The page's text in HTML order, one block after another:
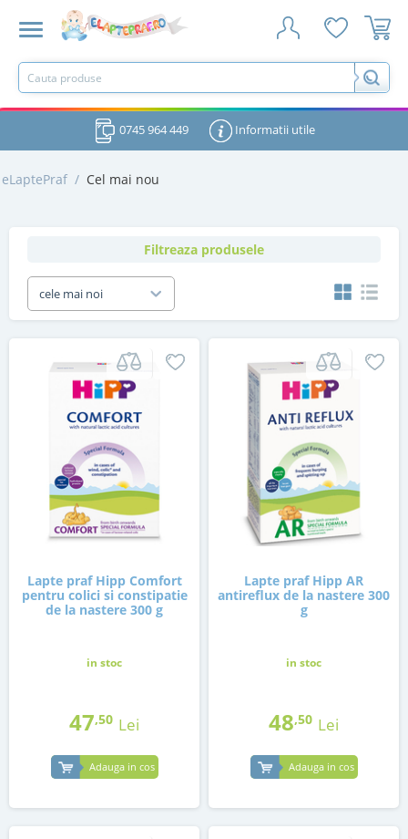
0745 964 449 Informatii utile
eLaptePraf / Cel mai nou
Filtreaza produsele
cele mai noi
Lapte praf Hipp Comfort
pentru colici si constipatie
de la nastere 300 g
in stoc
47,50 Lei
Adauga in cos
Lapte praf Hipp AR
antireflux de la nastere 300
g
in stoc
48,50 Lei
Adauga in cos